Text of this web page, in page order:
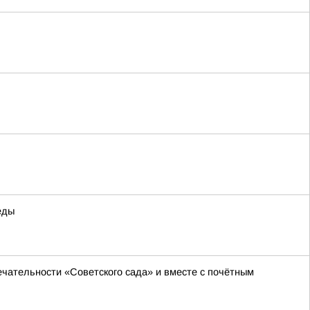
«Советского сада» и вместе с почётным